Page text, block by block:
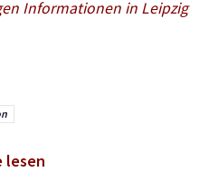
Informationen in Leipzig
lesen